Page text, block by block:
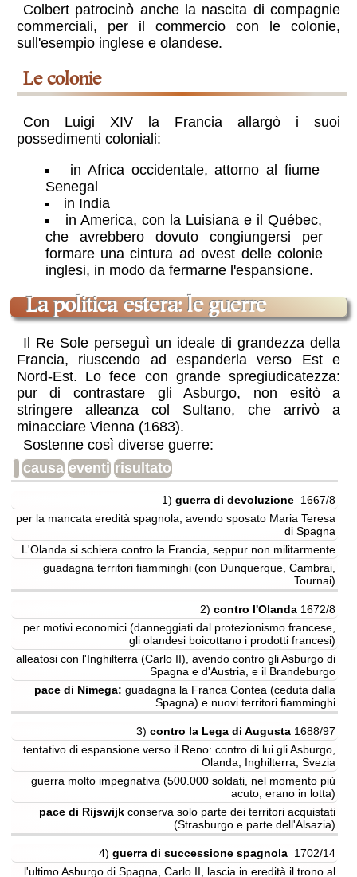
Colbert patrocinò anche la nascita di compagnie
commerciali, per il commercio con le colonie,
sull'esempio inglese e olandese.
le colonie
Con Luigi XIV la Francia allargò i suoi
possedimenti coloniali:
in Africa occidentale, attorno al fiume
Senegal
in India
in America, con la Luisiana e il Québec,
che avrebbero dovuto congiungersi per
formare una cintura ad ovest delle colonie
inglesi, in modo da fermarne l'espansione.
la politica estera: le guerre
Il Re Sole perseguì un ideale di grandezza della
Francia, riuscendo ad espanderla verso Est e
Nord-Est. Lo fece con grande spregiudicatezza:
pur di contrastare gli Asburgo, non esitò a
stringere alleanza col Sultano, che arrivò a
minacciare Vienna (1683).
Sostenne così diverse guerre:
causa eventi risultato
1)guerra di devoluzione 1667/8
per la mancata eredità spagnola, avendo sposato Maria Teresa
di Spagna
L'Olanda si schiera contro la Francia, seppur non militarmente
guadagna territori fiamminghi (con Dunquerque, Cambrai,
Tournai)
2)contro l'Olanda 1672/8
per motivi economici (danneggiati dal protezionismo francese,
gli olandesi boicottano i prodotti francesi)
alleatosi con l'Inghilterra (Carlo II), avendo contro gli Asburgo di
Spagna e d'Austria, e il Brandeburgo
pace di Nimega: guadagna la Franca Contea (ceduta dalla
Spagna) e nuovi territori fiamminghi
3)contro la Lega di Augusta 1688/97
tentativo di espansione verso il Reno: contro di lui gli Asburgo,
Olanda, Inghilterra, Svezia
guerra molto impegnativa (500.000 soldati, nel momento più
acuto, erano in lotta)
pace di Rijswijk conserva solo parte dei territori acquistati
(Strasburgo e parte dell'Alsazia)
4)guerra di successione spagnola 1702/14
l'ultimo Asburgo di Spagna, Carlo II, lascia in eredità il trono al